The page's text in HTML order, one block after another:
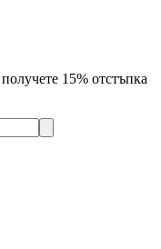
15% отстъпка